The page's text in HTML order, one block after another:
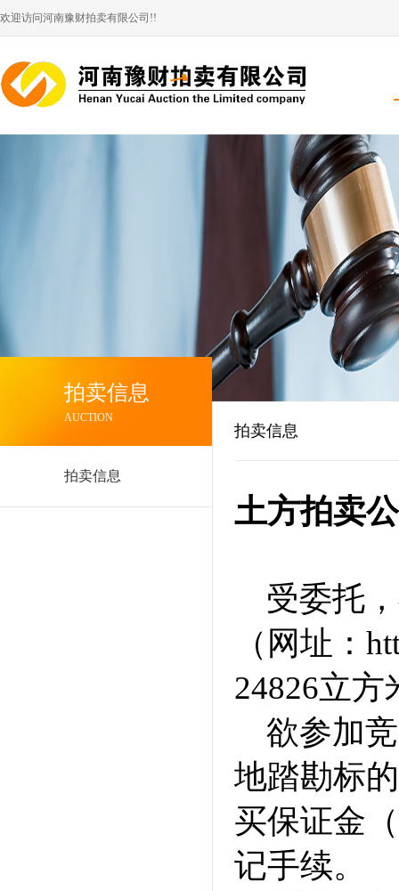
欢迎访问河南豫财拍卖有限公司!!
拍卖信息
AUCTION
拍卖信息
拍卖信息
土方拍卖
受委托，
（网址：
24826立方
欲参加
地踏勘标
买保证金
记手续。